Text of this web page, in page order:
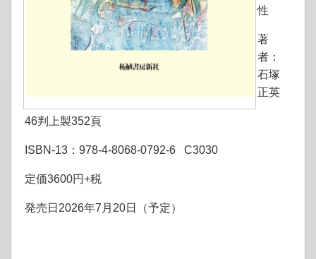
性
著
者：
石塚
正英
46判上製352頁
ISBN-13：978-4-8068-0792-6 C3030
定価3600円+税
発売日2026年7月20日（予定）